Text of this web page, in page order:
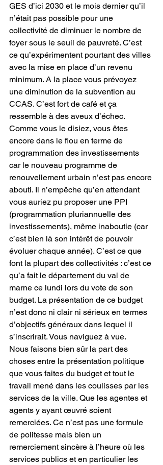
GES d’ici 2030 et le mois dernier qu’il
n’était pas possible pour une
collectivité de diminuer le nombre de
foyer sous le seuil de pauvreté. C’est
ce qu’expérimentent pourtant des villes
avec la mise en place d’un revenu
minimum. A la place vous prévoyez
une diminution de la subvention au
CCAS. C’est fort de café et ça
ressemble à des aveux d’échec.
Comme vous le disiez, vous êtes
encore dans le flou en terme de
programmation des investissements
car le nouveau programme de
renouvellement urbain n’est pas encore
abouti. Il n’empêche qu’en attendant
vous auriez pu proposer une PPI
(programmation pluriannuelle des
investissements), même inaboutie (car
c’est bien là son intérêt de pouvoir
évoluer chaque année). C’est ce que
font la plupart des collectivités : c’est ce
qu’a fait le département du val de
marne ce lundi lors du vote de son
budget. La présentation de ce budget
n’est donc ni clair ni sérieux en termes
d’objectifs généraux dans lequel il
s’inscrirait. Vous naviguez à vue.
Nous faisons bien sûr la part des
choses entre la présentation politique
que vous faites du budget et tout le
travail mené dans les coulisses par les
services de la ville. Que les agentes et
agents y ayant œuvré soient
remerciées. Ce n’est pas une formule
de politesse mais bien un
remerciement sincère à l’heure où les
services publics et en particulier les